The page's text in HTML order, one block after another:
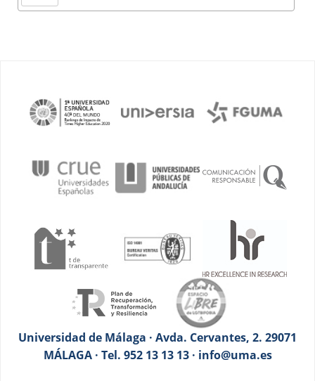
Universidad de Málaga · Avda. Cervantes, 2. 29071
MÁLAGA · Tel. 952 13 13 13 · info@uma.es